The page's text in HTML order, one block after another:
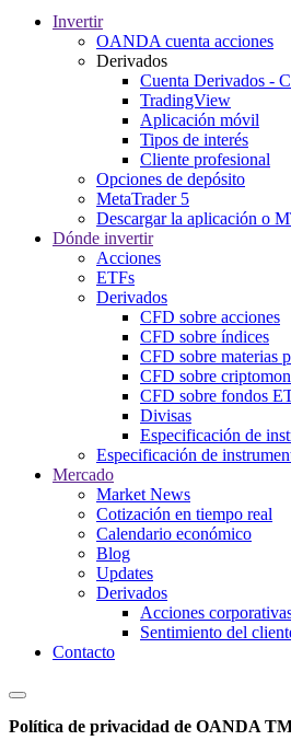
Invertir
OANDA cuenta acciones
Derivados
Cuenta Derivados -
TradingView
Aplicación móvil
Tipos de interés
Cliente profesional
Opciones de depósito
MetaTrader 5
Descargar la aplicación o
Dónde invertir
Acciones
ETFs
Derivados
CFD sobre acciones
CFD sobre índices
CFD sobre materias
CFD sobre
CFD sobre fondos
Divisas
Especificación de
Especificación de
Mercado
Market News
Cotización en tiempo real
Calendario económico
Blog
Updates
Derivados
Acciones
Sentimiento del
Contacto
Política de privacidad de OANDA